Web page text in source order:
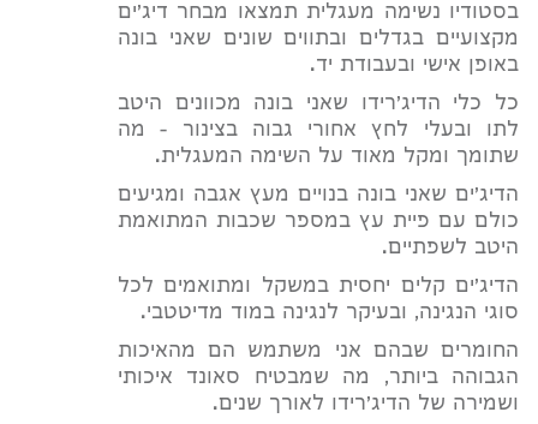
בסטודיו נשימה מעגלית תמצאו מבחר דיג'ים
מקצועיים בגדלים ובתווים שונים שאני בונה
באופן אישי ובעבודת יד.
כל כלי הדיג'רידו שאני בונה מכוונים היטב
לתו ובעלי לחץ אחורי גבוה בצינור - מה
שתומך ומקל מאוד על השימה המעגלית.
הדיג'ים שאני בונה בנויים מעץ אגבה ומגיעים
כולם עם פיית עץ במספר שכבות המתואמת
היטב לשפתיים.
הדיג'ים קלים יחסית במשקל ומתואמים לכל
סוגי הנגינה, ובעיקר לנגינה במוד מדיטטבי.
החומרים שבהם אני משתמש הם מהאיכות
הגבוהה ביותר, מה שמבטיח סאונד איכותי
ושמירה של הדיג'רידו לאורך שנים.